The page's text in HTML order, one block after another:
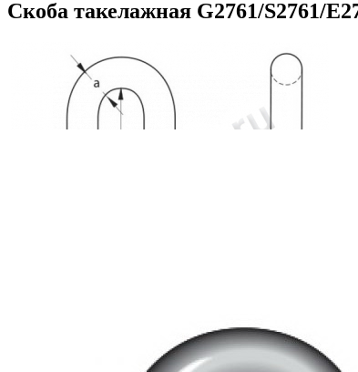
Скоба такелажная G2761/S2761/